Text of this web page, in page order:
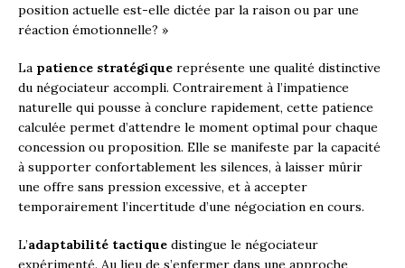
position actuelle est-elle dictée par la raison ou par une
réaction émotionnelle? »
La patience stratégique représente une qualité distinctive
du négociateur accompli. Contrairement à l’impatience
naturelle qui pousse à conclure rapidement, cette patience
calculée permet d’attendre le moment optimal pour chaque
concession ou proposition. Elle se manifeste par la capacité
à supporter confortablement les silences, à laisser mûrir
une offre sans pression excessive, et à accepter
temporairement l’incertitude d’une négociation en cours.
L’adaptabilité tactique distingue le négociateur
expérimenté. Au lieu de s’enfermer dans une approche